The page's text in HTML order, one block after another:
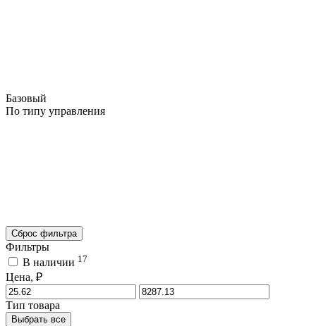
Базовый
По типу управления
Сброс фильтра
Фильтры
В наличии 17
Цена, ₽
Тип товара
Выбрать все